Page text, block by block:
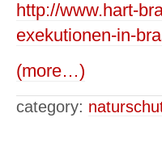
http://www.hart-
exekutionen-in-
(more…)
category: